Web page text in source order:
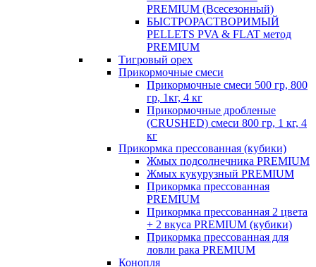
PREMIUM (Всесезонный)
БЫСТРОРАСТВОРИМЫЙ
PELLETS PVA & FLAT метод
PREMIUM
Тигровый орех
Прикормочные смеси
Прикормочные смеси 500 гр, 800
гр, 1кг, 4 кг
Прикормочные дробленые
(CRUSHED) смеси 800 гр, 1 кг, 4
кг
Прикормка прессованная (кубики)
Жмых подсолнечника PREMIUM
Жмых кукурузный PREMIUM
Прикормка прессованная
PREMIUM
Прикормка прессованная 2 цвета
+ 2 вкуса PREMIUM (кубики)
Прикормка прессованная для
ловли рака PREMIUM
Конопля